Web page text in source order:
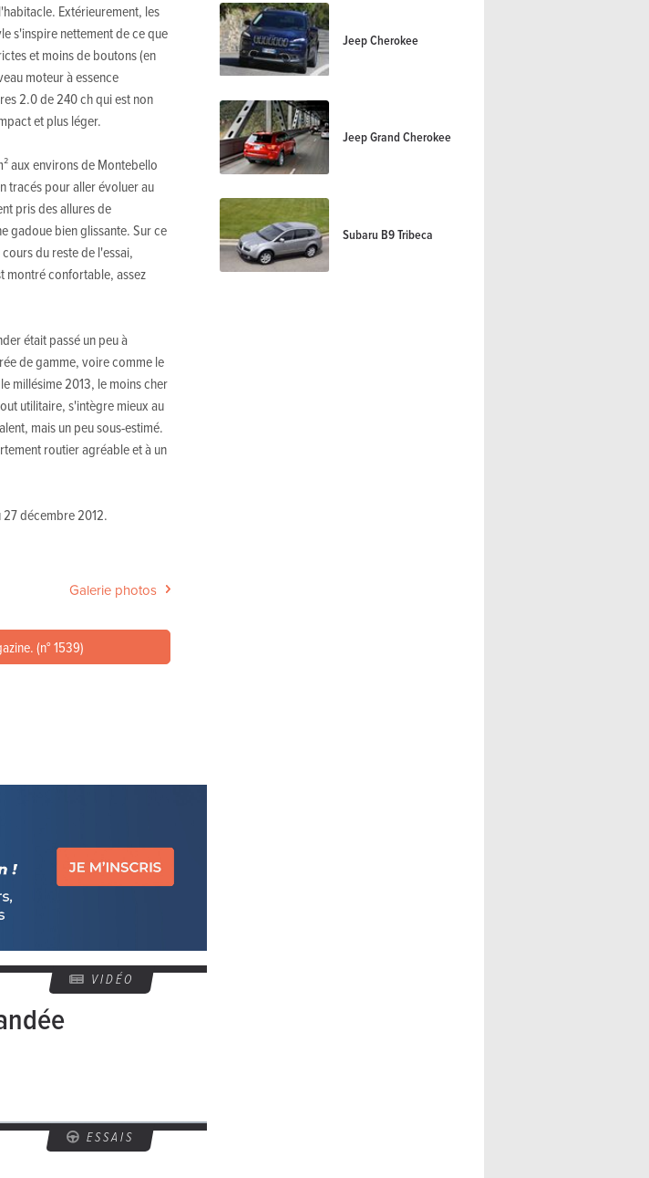
Extérieurement, les
s'inspire nettement de ce que
et moins de boutons (en
moteur à essence
2.0 de 240 ch qui est non
et plus léger.
aux environs de Montebello
tracés pour aller évoluer au
pris des allures de
gadoue bien glissante. Sur ce
du reste de l'essai,
montré confortable, assez
était passé un peu à
de gamme, voire comme le
millésime 2013, le moins cher
utilitaire, s'intègre mieux au
mais un peu sous-estimé.
routier agréable et à un
27 décembre 2012.
Galerie photos
(n° 1539)
VIDÉO
ESSAIS
Jeep Cherokee
Jeep Grand Cherokee
Subaru B9 Tribeca